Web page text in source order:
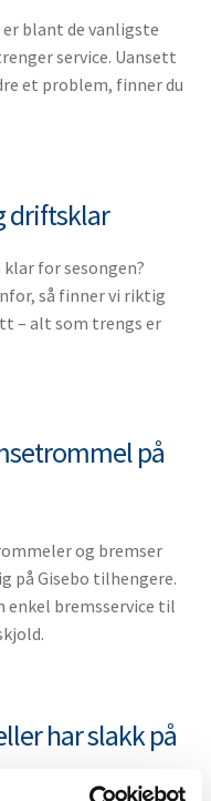
blant de vanligste
service. Uansett
et problem, finner du
driftsklar
for sesongen?
så finner vi riktig
– alt som trengs er
på
og bremser
på Gisebo tilhengere.
enkel bremsservice til
har slakk på